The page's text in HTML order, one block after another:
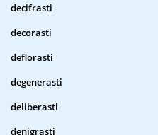
decifrasti
decorasti
deflorasti
degenerasti
deliberasti
denigrasti